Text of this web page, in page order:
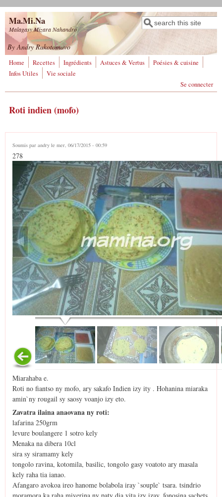
Aller au contenu principal
Ma.Mi.Na
Malagasy Mizara Nahandro
Formulaire de
recherche
Rechercher
By Andry Rakotomavo
Home Recettes Ingrédients Astuces & Vertus
Poésies & cuisine
Infos Utiles
Vie sociale
Se connecter
Roti indien (mofo)
Soumis par andry le mer, 06/17/2015 - 00:59
278
Miarahaba e.
Roti no fiantso ny mofo, ary sakafo Indien izy ity . Hohanina miaraka
amin`ny rougail sy saosy voanjo izy eto.
Zavatra ilaina anaovana ny roti:
lafarina 250grm
levure boulangere 1 sotro kely
Menaka na dibera 10cl
sira sy siramamy kely
tongolo ravina, kotomila, basilic, tongolo gasy voatoto ary masala
kely raha tia ianao.
Afangaro avokoa ireo hanome bolabola iray `souple` tsara. tsindrio